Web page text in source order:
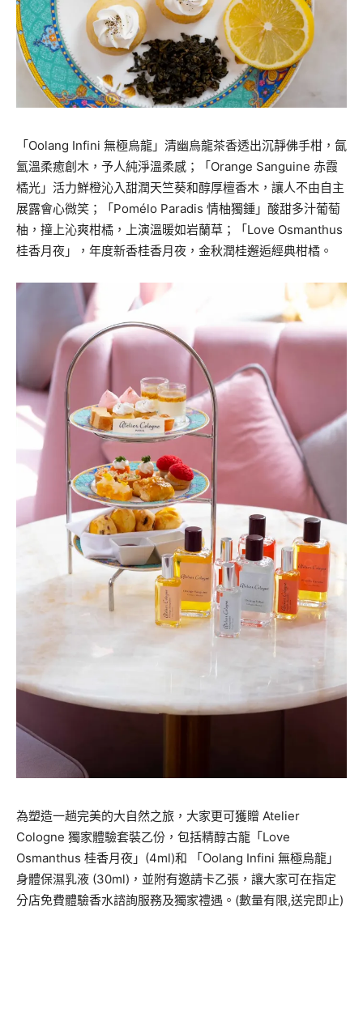
「Oolang Infini 無極烏龍」清幽烏龍茶香透出沉靜佛手柑，氤
氳溫柔癒創木，予人純淨溫柔感；「Orange Sanguine 赤霞
橘光」活力鮮橙沁入甜潤天竺葵和醇厚檀香木，讓人不由自主
展露會心微笑；「Pomélo Paradis 情柚獨鍾」酸甜多汁葡萄
柚，撞上沁爽柑橘，上演溫暖如岩蘭草；「Love Osmanthus
桂香月夜」，年度新香桂香月夜，金秋潤桂邂逅經典柑橘。
為塑造一趟完美的大自然之旅，大家更可獲贈 Atelier
Cologne 獨家體驗套裝乙份，包括精醇古龍「Love
Osmanthus 桂香月夜」(4ml)和 「Oolang Infini 無極烏龍」
身體保濕乳液 (30ml)，並附有邀請卡乙張，讓大家可在指定
分店免費體驗香水諮詢服務及獨家禮遇。(數量有限,送完即止)